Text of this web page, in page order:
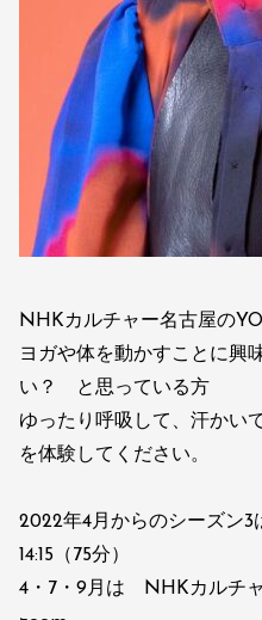
NHKカルチャー名古屋の
ヨガや体を動かすことに興
い？ と思っている方
ゆったり呼吸して、汗かい
を体験してください。
2022年4月からのシーズン3
14:15（75分）
4・7・9月は NHKカルチ